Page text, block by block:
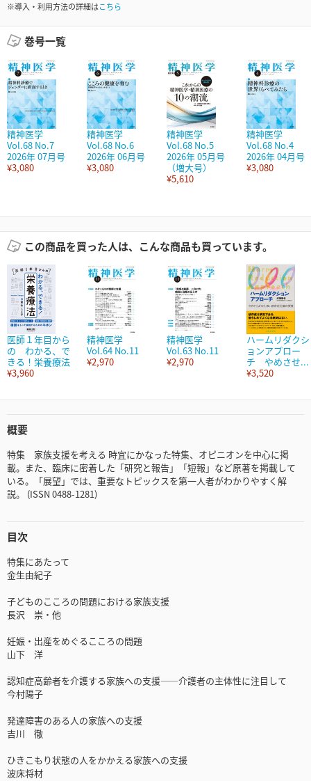
※導入・利用方法の詳細はこちら
巻号一覧
精神医学
Vol.68 No.7
2026年 07月号
¥3,080
精神医学
Vol.68 No.6
2026年 06月号
¥3,080
精神医学
Vol.68 No.5
2026年 05月号
（増大号）
¥5,610
精神医学
Vol.68 No.4
2026年 04月号
¥3,080
この商品を買った人は、こんな商品も買っています。
医師１年目から
の わかる、で
きる！栄養療法
¥3,960
精神医学
Vol.64 No.11
¥2,970
精神医学
Vol.63 No.11
¥2,970
ハームリダクシ
ョンアプロー
チ やめさせ...
¥3,520
概要
特集 家族支援を考える 時宜にかなった特集、オピニオンを中心に掲
載。また、臨床に密着した「研究と報告」「短報」など原著を掲載して
いる。「展望」では、重要なトピックスを第一人者がわかりやすく解
説。 (ISSN 0488-1281)
目次
特集にあたって
金生由紀子
子どものこころの問題における家族支援
長沢 崇・他
妊娠・出産をめぐるこころの問題
山下 洋
認知症高齢者を介護する家族への支援――介護者の主体性に注目して
今村陽子
発達障害のある人の家族への支援
吉川 徹
ひきこもり状態の人をかかえる家族への支援
波床将材